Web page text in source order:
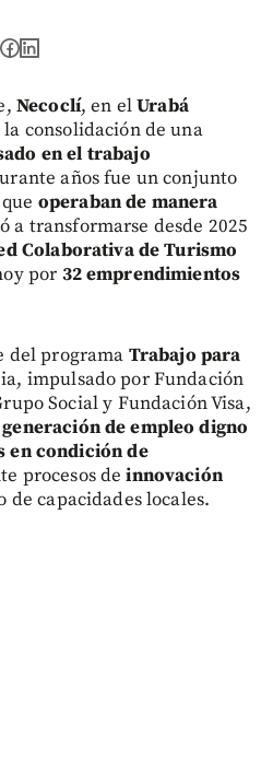
Necoclí, en elUrabá
la consolidación de una
en el trabajo
años fue un conjunto
que operaban de manera
a transformarse desde 2025
Colaborativa de Turismo
por 32 emprendimientos
del programa Trabajo para
impulsado por Fundación
Social y Fundación Visa,
generación de empleo digno
en condición de
procesos deinnovación
capacidades locales.